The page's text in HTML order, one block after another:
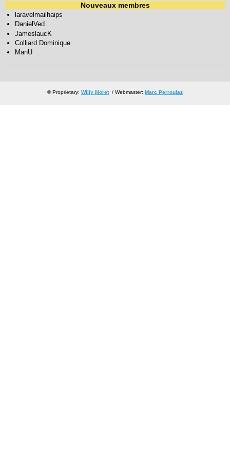
Nouveaux membres
laravelmailhaips
DanielVed
JameslaucK
Colliard Dominique
ManU
© Proprietary: Willy Moret/ Webmaster: Marc Perroulaz